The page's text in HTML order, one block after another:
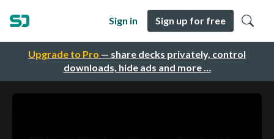
Upgrade to Pro — share decks privately, control
downloads, hide ads and more …
Sign in Sign up for free